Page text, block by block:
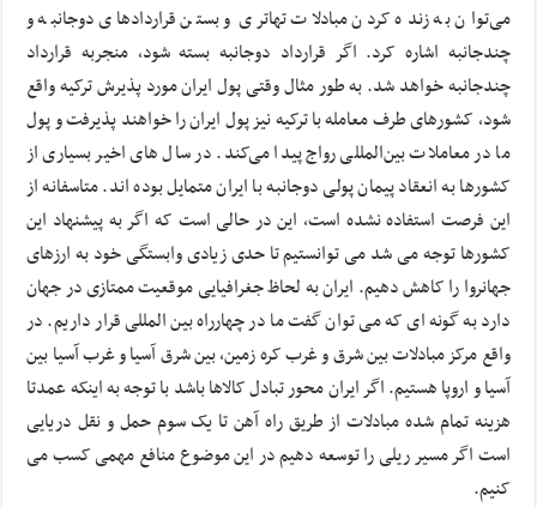
می‌توان به زنده کردن مبادلات تهاتری و بستن قراردادهای دوجانبه و
چندجانبه اشاره کرد. اگر قرارداد دوجانبه بسته شود، منجربه قرارداد
چندجانبه خواهد شد. به طور مثال وقتی پول ایران مورد پذیرش ترکیه واقع
شود، کشورهای طرف معامله با ترکیه نیز پول ایران را خواهند پذیرفت و پول
ما در معاملات بین‌المللی رواج پیدا می‌کند. در سال های اخیر بسیاری از
کشورها به انعقاد پیمان پولی دوجانبه با ایران متمایل بوده اند. متاسفانه از
این فرصت استفاده نشده است، این در حالی است که اگر به پیشنهاد این
کشورها توجه می شد می توانستیم تا حدی زیادی وابستگی خود به ارزهای
جهانروا را کاهش دهیم. ایران به لحاظ جغرافیایی موقعیت ممتازی در جهان
دارد به گونه ای که می توان گفت ما در چهارراه بین المللی قرار داریم. در
واقع مرکز مبادلات بین شرق و غرب کره زمین، بین شرق آسیا و غرب آسیا بین
آسیا و اروپا هستیم. اگر ایران محور تبادل کالاها باشد با توجه به اینکه عمدتا
هزینه تمام شده مبادلات از طریق راه آهن تا یک سوم حمل و نقل دریایی
است اگر مسیر ریلی را توسعه دهیم در این موضوع منافع مهمی کسب می
کنیم.